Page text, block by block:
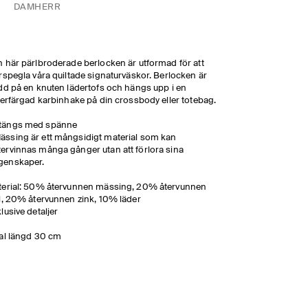
DAM HERR
här pärlbroderade berlocken är utformad för att
våra quiltade signaturväskor. Berlocken är
på en knuten lädertofs och hängs upp i en
karbinhake på din crossbody eller totebag.
med spänne
är ett mångsidigt material som kan
många gånger utan att förlora sina
50% återvunnen mässing, 20% återvunnen
20% återvunnen zink, 10% läder
detaljer
längd 30 cm